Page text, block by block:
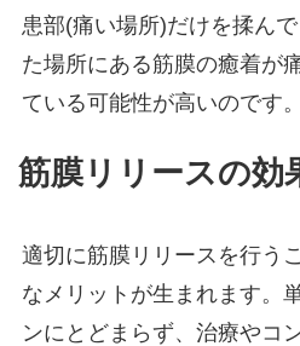
患部(痛い場所)だけを揉ん
た場所にある筋膜の癒着が
ている可能性が高いのです。
筋膜リリースの効
適切に筋膜リリースを行う
なメリットが生まれます。
ンにとどまらず、治療やコ